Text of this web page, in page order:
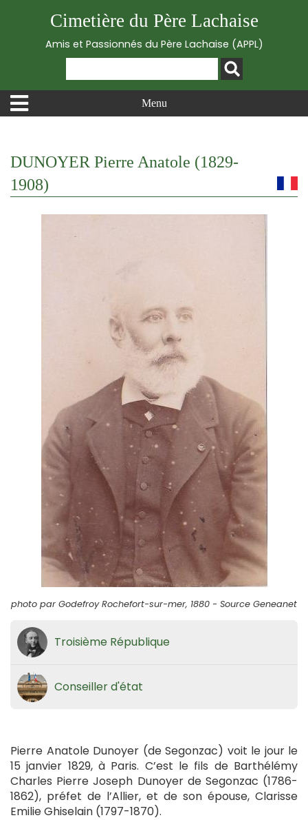
Cimetière du Père Lachaise
Amis et Passionnés du Père Lachaise (APPL)
Menu
DUNOYER Pierre Anatole (1829-
1908)
photo par Godefroy Rochefort-sur-mer, 1880 - Source Geneanet
Troisième République
Conseiller d'état
Pierre Anatole Dunoyer (de Segonzac) voit le jour le
15 janvier 1829, à Paris. C’est le fils de Barthélémy
Charles Pierre Joseph Dunoyer de Segonzac (1786-
1862), préfet de l’Allier, et de son épouse, Clarisse
Emilie Ghiselain (1797-1870).